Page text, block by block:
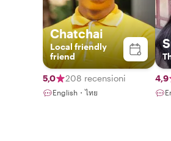
Chatchai
Local friendly
friend
5,0 208 recensioni
English・ไทย
4,9